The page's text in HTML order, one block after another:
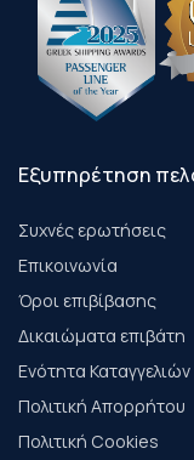
Εξυπηρέτηση
Συχνές ερωτήσεις
Επικοινωνία
Όροι επιβίβασης
Δικαιώματα επιβάτη
Ενότητα Καταγγελιών
Πολιτική Απορρήτου
Πολιτική Cookies